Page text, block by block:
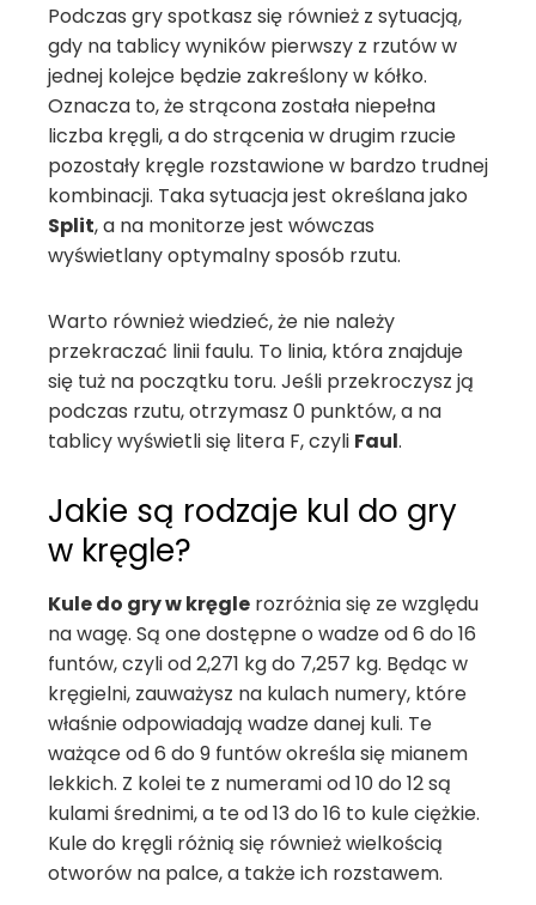
Podczas gry spotkasz się również z sytuacją,
gdy na tablicy wyników pierwszy z rzutów w
jednej kolejce będzie zakreślony w kółko.
Oznacza to, że strącona została niepełna
liczba kręgli, a do strącenia w drugim rzucie
pozostały kręgle rozstawione w bardzo trudnej
kombinacji. Taka sytuacja jest określana jako
Split, a na monitorze jest wówczas
wyświetlany optymalny sposób rzutu.
Warto również wiedzieć, że nie należy
przekraczać linii faulu. To linia, która znajduje
się tuż na początku toru. Jeśli przekroczysz ją
podczas rzutu, otrzymasz 0 punktów, a na
tablicy wyświetli się litera F, czyli Faul.
Jakie są rodzaje kul do gry
w kręgle?
Kule do gry w kręgle rozróżnia się ze względu
na wagę. Są one dostępne o wadze od 6 do 16
funtów, czyli od 2,271 kg do 7,257 kg. Będąc w
kręgielni, zauważysz na kulach numery, które
właśnie odpowiadają wadze danej kuli. Te
ważące od 6 do 9 funtów określa się mianem
lekkich. Z kolei te z numerami od 10 do 12 są
kulami średnimi, a te od 13 do 16 to kule ciężkie.
Kule do kręgli różnią się również wielkością
otworów na palce, a także ich rozstawem.